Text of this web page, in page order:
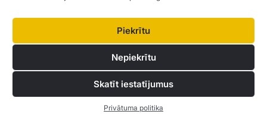
Piekrītu
Nepiekrītu
Skatīt iestatījumus
Privātuma politika
Brum Brum Auto nav finanšu iestāde, bet sadarbojas ar vairākām bankām un
piedāvājam konsultācijas un atbalstu, lai atrastu vislabākos finanšu risinājumus,
kas atbilst jūsu individuālajām vajadzībām un iespējām.